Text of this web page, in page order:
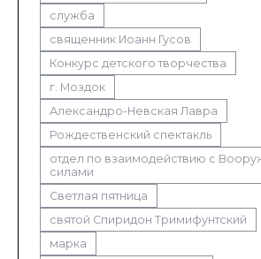
служба
священник Иоанн Гусов
Конкурс детского творчества
г. Моздок
Александро-Невская Лавра
Рождественский спектакль
отдел по взаимодействию с
силами
Светлая пятница
святой Спиридон Тримифунтский
марка